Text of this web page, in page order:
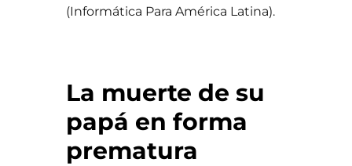
(Informática Para América Latina).
La muerte de su
papá en forma
prematura